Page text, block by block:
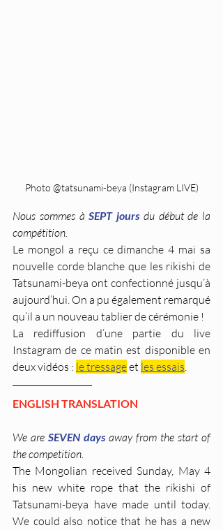
Photo @tatsunami-beya (Instagram LIVE)
Nous sommes à SEPT jours du début de la
compétition.
Le mongol a reçu ce dimanche 4 mai sa
nouvelle corde blanche que les rikishi de
Tatsunami-beya ont confectionné jusqu’à
aujourd’hui. On a pu également remarqué
qu’il a un nouveau tablier de cérémonie !
La rediffusion d’une partie du live
Instagram de ce matin est disponible en
deux vidéos : le tressage et les essais.
ENGLISH TRANSLATION
We are SEVEN days away from the start of
the competition.
The Mongolian received Sunday, May 4
his new white rope that the rikishi of
Tatsunami-beya have made until today.
We could also notice that he has a new